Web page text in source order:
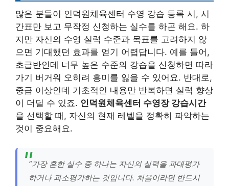
많은 분들이 인덕원체육센터 수영 강습 등록 시, 시
간표만 보고 무작정 신청하는 실수를 하곤 해요. 하
지만 자신의 수영 실력 수준과 목표를 고려하지 않
으면 기대했던 효과를 얻기 어렵답니다. 예를 들어,
초급반인데 너무 높은 수준의 강습을 신청하면 따라
가기 버거워 오히려 흥미를 잃을 수 있어요. 반대로,
중급 이상인데 기초적인 내용만 반복하면 실력 향상
이 더딜 수 있죠. 인덕원체육센터 수영장 강습시간
을 선택할 때, 자신의 현재 레벨을 정확히 파악하는
것이 중요해요.
“가장 흔한 실수 중 하나는 자신의 실력을 과대평가
하거나 과소평가하는 것입니다. 처음이라면 반드시